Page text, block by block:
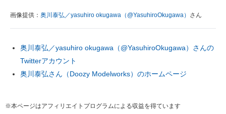
画像提供： 奥川泰弘／yasuhiro okugawa（@YasuhiroOkugawa） さん
奥川泰弘／yasuhiro okugawa（@YasuhiroOkugawa）さんの
Twitterアカウント
奥川泰弘さん（Doozy Modelworks）のホームページ
※本ページはアフィリエイトプログラムによる収益を得ています